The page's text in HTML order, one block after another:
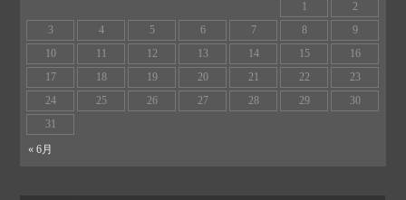
1
2
3
4 5 6 7 8
9
10
11 12 13 14 15
16
17
18 19 20 21 22
23
24
25 26 27 28 29
30
31
« 6月